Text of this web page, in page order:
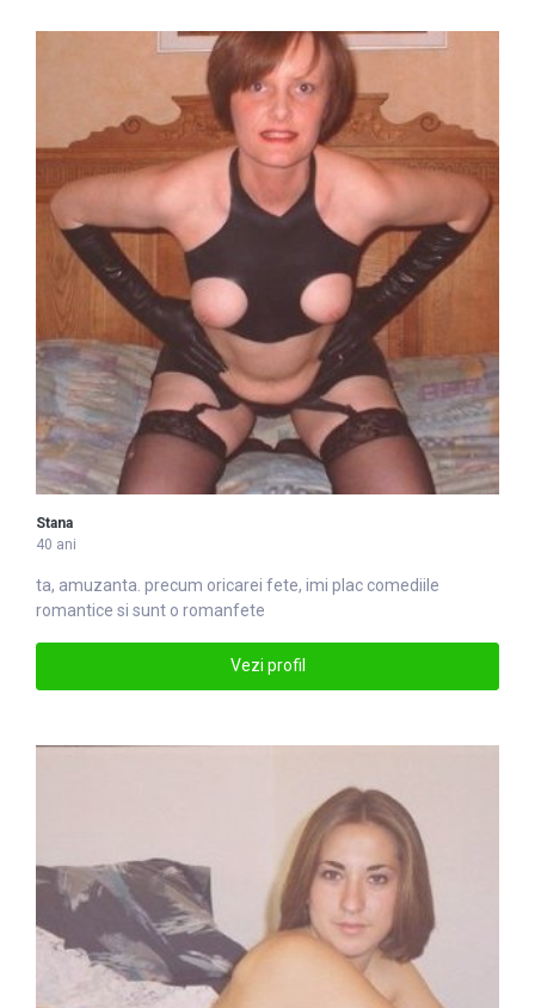
Stana
40 ani
ta, amuzanta. precum oricarei fete, imi plac comediile
romantice si sunt o romanfete
Vezi profil